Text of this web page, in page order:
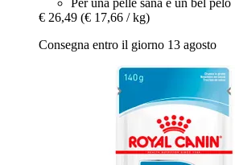
Per una pelle sana e un bel pelo
€ 26,49 (€ 17,66 / kg)
Consegna entro il giorno 13 agosto